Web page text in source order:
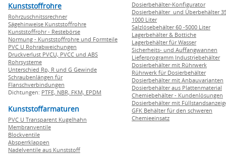
Kunststoffrohre
Rohrzuschnitssrechner
Sägehinweise Kunststoffrohre
Kunststoffrohr - Restebörse
Normung - Kunststoffrohre und Formteile
PVC U Rohrabweichungen
Druckverlust PVCU, PVCC und ABS
Rohrsysteme
Unterschied Rp, R und G Gewinde
Schraubenlängen für
Flanschverbindungen
Dichtungen: PTFE, NBR, FKM, EPDM
Kunststoffarmaturen
PVC U Transparent Kugelhahn
Membranventile
Blockventile
Absperrklappen
Nadelventile aus Kunststoff
Dosierbehälter-Konfigurator
Dosierbehälter und Überbehälter
1000 Liter
Salzlösebehälter 60 -5000 Liter
Lagerbehälter & Bottiche
Lagerbehälter für Wasser
Sicherheits- und Auffangwannen
Lieferprogramm Industriebehälter
Dosierbehälter mit Rührwerk
Rührwerk für Dosierbehälter
Dosierbehälter mit Anbauvarianten
Dosierbehälter aus Plattenmaterial
Chemiebehälter - Kundenlösungen
Dosierbehälter mit
GFK Behälter für den schweren
Chemieeinsatz